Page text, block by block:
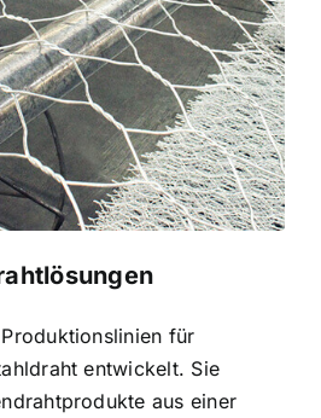
für
entwickelt. Sie
aus einer